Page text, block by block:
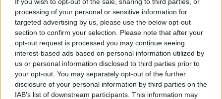
processing of your personal or sensitive information for
targeted advertising by us, please use the below opt-out
section to confirm your selection. Please note that after your
opt-out request is processed you may continue seeing
interest-based ads based on personal information utilized by
us or personal information disclosed to third parties prior to
your opt-out. You may separately opt-out of the further
disclosure of your personal information by third parties on the
IAB’s list of downstream participants. This information may
06/08/2026 - 17:18 ΠΟΛΙΤΙΚΗ
Από τις 28 Αυγούστου η ψηφιακή ενεργοποίηση της
Κάρτας Αγρότη μέσω της ΕΑΕ 2026
06/08/2026 - 16:51 ΟΙΚΟΝΟΜΙΑ
Eurobank: Εξελίξεις και προοπτικές στις αγορές
πετρελαίου και φυσικού αερίου στην Ευρώπη
06/08/2026 - 16:20 ΕΝΕΡΓΕΙΑ